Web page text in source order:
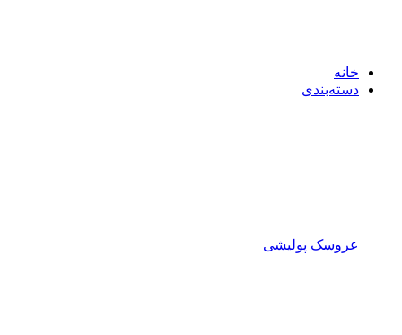
خانه
دسته‌بندی
عروسک پولیشی